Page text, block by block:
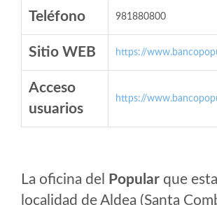
Teléfono 981880800
Sitio WEB https://
Acceso
usuarios
https://
La oficina del Popular que
localidad de Aldea (Santa